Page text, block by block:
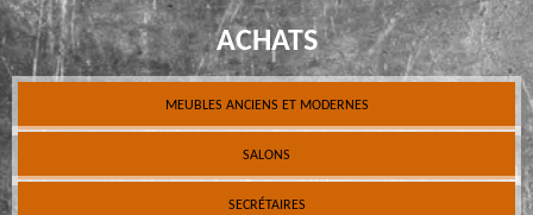
ACHATS
MEUBLES ANCIENS ET MODERNES
SALONS
SECRÉTAIRES